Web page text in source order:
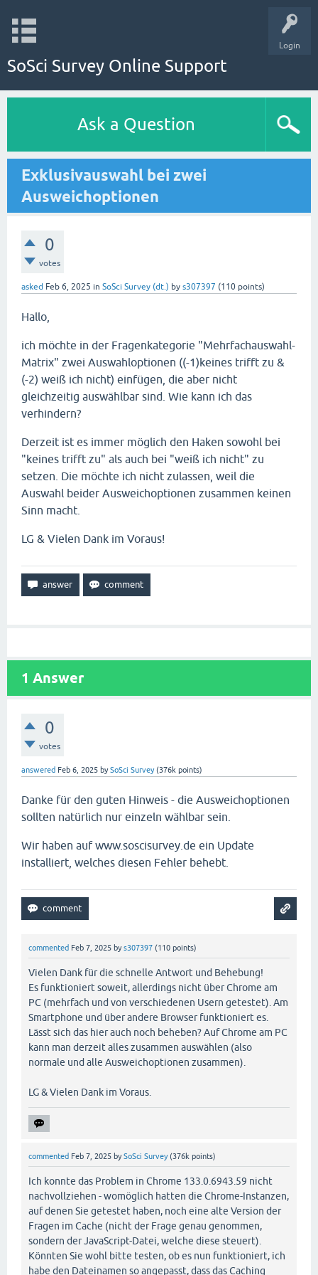
Login
SoSci Survey Online Support
Ask a Question
Exklusivauswahl bei zwei
Ausweichoptionen
0
votes
asked Feb 6, 2025 in SoSci Survey (dt.) by s307397 (110 points)
Hallo,
ich möchte in der Fragenkategorie "Mehrfachauswahl-
Matrix" zwei Auswahloptionen ((-1)keines trifft zu &
(-2) weiß ich nicht) einfügen, die aber nicht
gleichzeitig auswählbar sind. Wie kann ich das
verhindern?
Derzeit ist es immer möglich den Haken sowohl bei
"keines trifft zu" als auch bei "weiß ich nicht" zu
setzen. Die möchte ich nicht zulassen, weil die
Auswahl beider Ausweichoptionen zusammen keinen
Sinn macht.
LG & Vielen Dank im Voraus!
1 Answer
0
votes
answered Feb 6, 2025 bySoSci Survey (376k points)
Danke für den guten Hinweis - die Ausweichoptionen
sollten natürlich nur einzeln wählbar sein.
Wir haben auf www.soscisurvey.de ein Update
installiert, welches diesen Fehler behebt.
commented Feb 7, 2025 bys307397 (110 points)
Vielen Dank für die schnelle Antwort und Behebung!
Es funktioniert soweit, allerdings nicht über Chrome am
PC (mehrfach und von verschiedenen Usern getestet). Am
Smartphone und über andere Browser funktioniert es.
Lässt sich das hier auch noch beheben? Auf Chrome am PC
kann man derzeit alles zusammen auswählen (also
normale und alle Ausweichoptionen zusammen).
LG & Vielen Dank im Voraus.
commented Feb 7, 2025 bySoSci Survey (376k points)
Ich konnte das Problem in Chrome 133.0.6943.59 nicht
nachvollziehen - womöglich hatten die Chrome-Instanzen,
auf denen Sie getestet haben, noch eine alte Version der
Fragen im Cache (nicht der Frage genau genommen,
sondern der JavaScript-Datei, welche diese steuert).
Könnten Sie wohl bitte testen, ob es nun funktioniert, ich
habe den Dateinamen so angepasst, dass das Caching